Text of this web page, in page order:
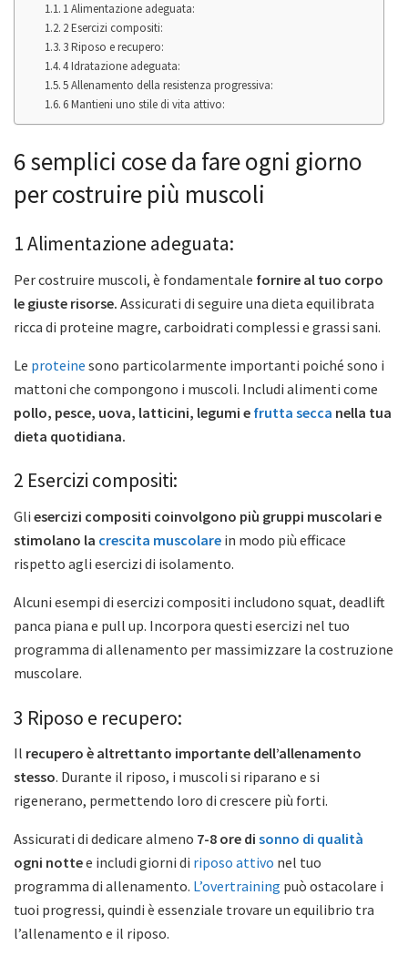
1 Alimentazione adeguata:
2 Esercizi compositi:
3 Riposo e recupero:
4 Idratazione adeguata:
5 Allenamento della resistenza progressiva:
6 Mantieni uno stile di vita attivo:
6 semplici cose da fare ogni giorno
per costruire più muscoli
1 Alimentazione adeguata:
Per costruire muscoli, è fondamentale fornire al tuo corpo
le giuste risorse. Assicurati di seguire una dieta equilibrata
ricca di proteine magre, carboidrati complessi e grassi sani.
Le proteine sono particolarmente importanti poiché sono i
mattoni che compongono i muscoli. Includi alimenti come
pollo, pesce, uova, latticini, legumi e frutta secca nella tua
dieta quotidiana.
2 Esercizi compositi:
Gli esercizi compositi coinvolgono più gruppi muscolari e
stimolano la crescita muscolare in modo più efficace
rispetto agli esercizi di isolamento.
Alcuni esempi di esercizi compositi includono squat, deadlift
panca piana e pull up. Incorpora questi esercizi nel tuo
programma di allenamento per massimizzare la costruzione
muscolare.
3 Riposo e recupero:
Il recupero è altrettanto importante dell’allenamento
stesso. Durante il riposo, i muscoli si riparano e si
rigenerano, permettendo loro di crescere più forti.
Assicurati di dedicare almeno 7-8 ore di sonno di qualità
ogni nottee includi giorni di riposo attivo nel tuo
programma di allenamento. L’overtraining può ostacolare i
tuoi progressi, quindi è essenziale trovare un equilibrio tra
l’allenamento e il riposo.